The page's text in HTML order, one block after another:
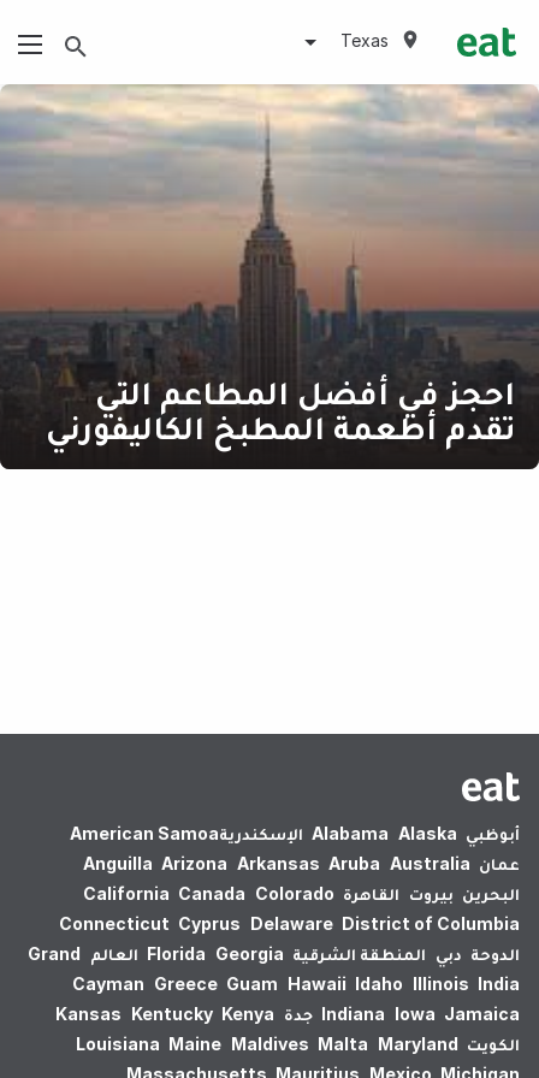
Texas
احجز في أفضل المطاعم التي
تقدم أطعمة المطبخ الكاليفورني
أبوظبي Alabama Alaska الإسكندرية‎American Samoa
عمان
Anguilla Arizona Arkansas Aruba Australia
البحرين بيروت القاهرة California Canada Colorado
Connecticut Cyprus Delaware District of Columbia
الدوحة دبي المنطقة الشرقية Florida Georgia العالم
Grand
Cayman Greece Guam Hawaii Idaho Illinois India
Indiana Iowa Jamaica جدة Kansas Kentucky Kenya
الكويت
Louisiana Maine Maldives Malta Maryland